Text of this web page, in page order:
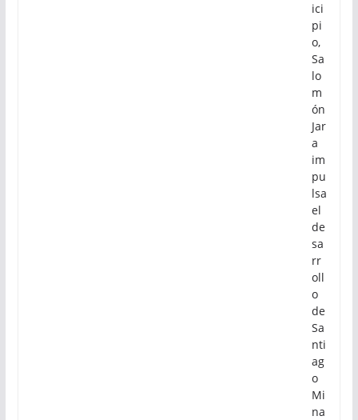
ici
pi
o,
Sa
lo
m
ón
Jar
a
im
pu
lsa
el
de
sa
rr
oll
o
de
Sa
nti
ag
o
Mi
na